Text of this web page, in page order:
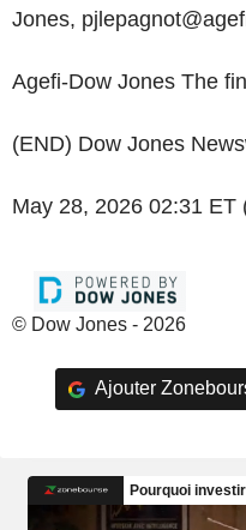
Jones,
Agefi-Dow Jones The
(END) Dow Jones
May 28, 2026 02:31 ET
© Dow Jones - 2026
Ajouter